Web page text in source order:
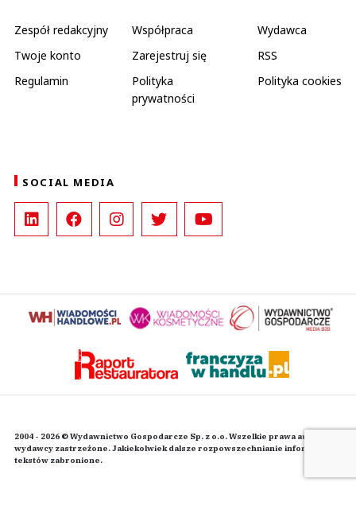
Zespół redakcyjny Współpraca
Wydawca
Twoje konto
Zarejestruj się
RSS
Regulamin
Polityka
prywatności
Polityka cookies
SOCIAL MEDIA
2004 - 2026 © Wydawnictwo Gospodarcze Sp. z o.o. Wszelkie prawa autorskie
wydawcy zastrzeżone. Jakiekolwiek dalsze rozpowszechnianie informacji i
tekstów zabronione.